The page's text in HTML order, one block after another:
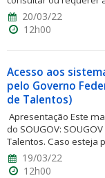
20/03/22
12h00
Acesso aos
pelo Governo
de Talentos)
Apresentação Este
do SOUGOV:
Talentos. Caso esteja
19/03/22
12h00